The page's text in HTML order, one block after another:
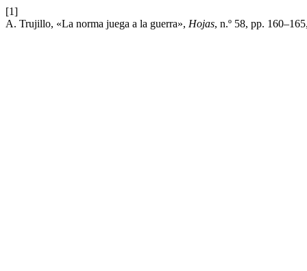
[1]
A. Trujillo, «La norma juega a la guerra», Hojas, n.º 58, pp.